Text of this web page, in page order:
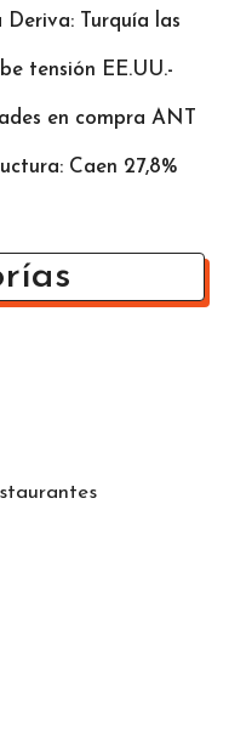
Turquía las
tensión EE.UU.-
en compra ANT
Caen 27,8%